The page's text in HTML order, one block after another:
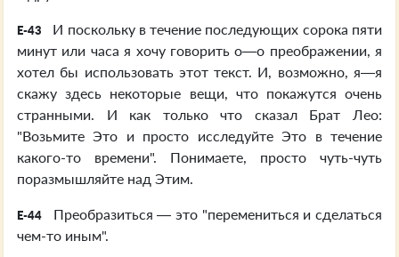
E-43
И поскольку в течение последующих сорока пяти
минут или часа я хочу говорить о—о преображении, я
хотел бы использовать этот текст. И, возможно, я—я
скажу здесь некоторые вещи, что покажутся очень
странными. И как только что сказал Брат Лео:
"Возьмите Это и просто исследуйте Это в течение
какого-то времени". Понимаете, просто чуть-чуть
поразмышляйте над Этим.
E-44
Преобразиться — это "перемениться и сделаться
чем-то иным".